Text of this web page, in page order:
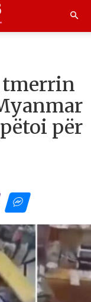
tmerrin
për